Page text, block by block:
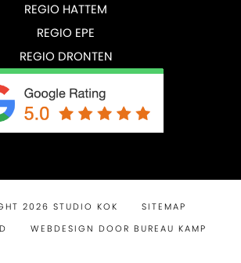
REGIO HATTEM
REGIO EPE
REGIO DRONTEN
2026 STUDIO KOK
SITEMAP
WEBDESIGN DOOR BUREAU KAMP